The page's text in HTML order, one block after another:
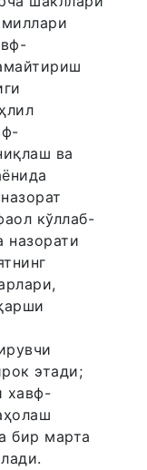
ва
кўллаб-
назорати
этади;
хавф-
бир марта